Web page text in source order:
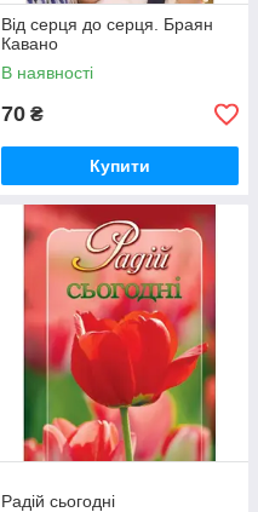
Від серця до серця. Браян
Кавано
В наявності
70 ₴
Купити
Радій сьогодні